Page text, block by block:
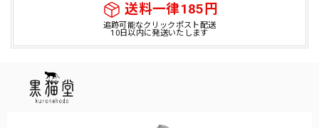
送料一律185円
追跡可能なクリックポスト配送
10日以内に発送いたします